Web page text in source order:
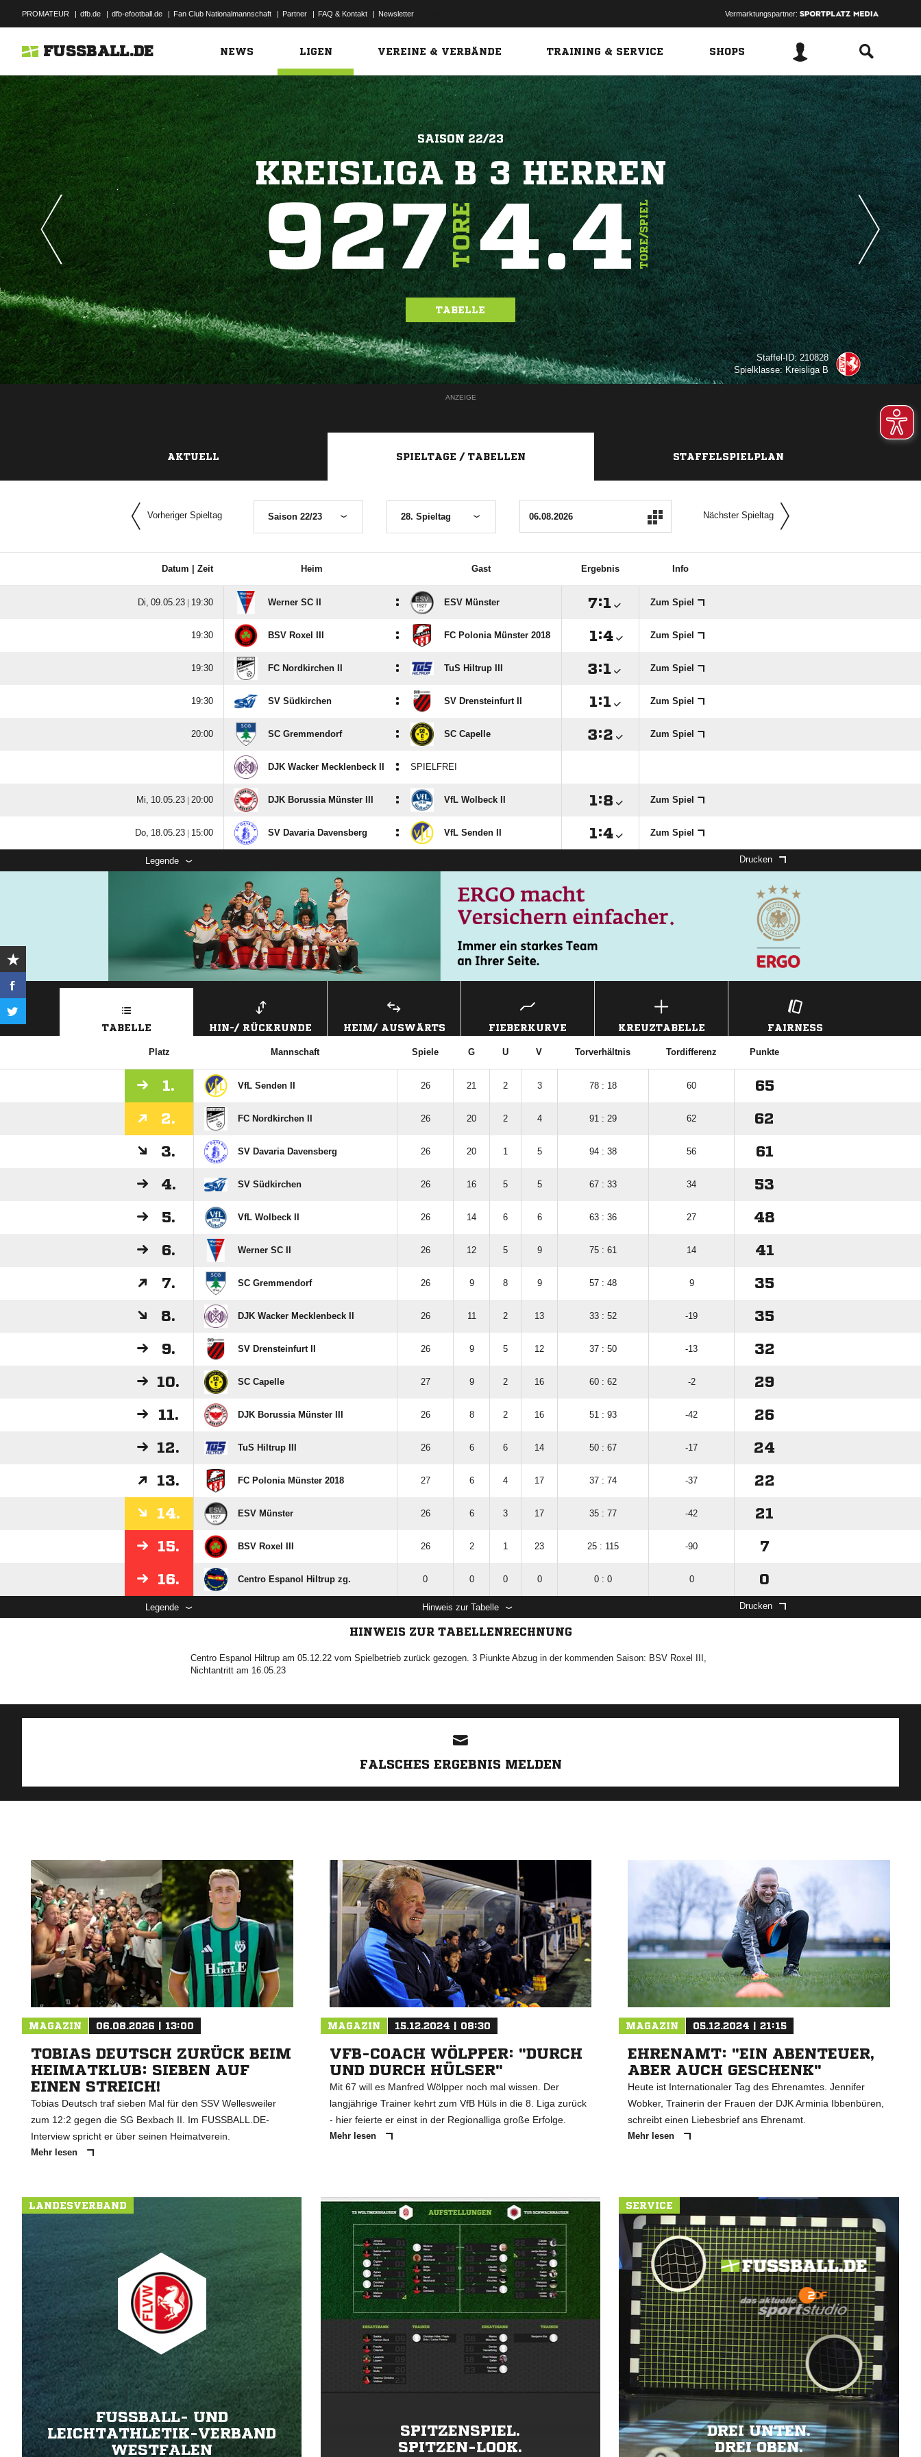
PROMATEUR | dfb.de | dfb-efootball.de | Fan Club Nationalmannschaft | Partner | FAQ & Kontakt | Newsletter Vermarktungspartner:
FUSSBALL.DE NEWS LIGEN VEREINE & VERBÄNDE TRAINING & SERVICE SHOPS
SAISON 22/23
KREISLIGA B 3 HERREN
927TORE4.4TORE/SPIEL
TABELLE
Staffel-ID: 210828
Spielklasse: Kreisliga B
ANZEIGE
AKTUELL SPIELTAGE / TABELLEN STAFFELSPIELPLAN
Vorheriger Spieltag Saison 22/23 28. Spieltag Nächster Spieltag
Datum | Zeit Heim Gast Ergebnis Info
  |  Werner SC II : ESV Münster : Zum Spiel
 BSV Roxel III : FC Polonia Münster 2018 : Zum Spiel
 FC Nordkirchen II : TuS Hiltrup III : Zum Spiel
 SV Südkirchen : SV Drensteinfurt II : Zum Spiel
 SC Gremmendorf : SC Capelle : Zum Spiel
DJK Wacker Mecklenbeck II : SPIELFREI
  |  DJK Borussia Münster III : VfL Wolbeck II : Zum Spiel
  |  SV Davaria Davensberg : VfL Senden II : Zum Spiel
Legende Drucken
TABELLE HIN-/ RÜCKRUNDE HEIM/ AUSWÄRTS FIEBERKURVE KREUZTABELLE FAIRNESS
Platz Mannschaft Spiele G U V Torverhältnis Tordifferenz Punkte
1. VfL Senden II 26 21 2 3 78 : 18 60 65
2. FC Nordkirchen II 26 20 2 4 91 : 29 62 62
3. SV Davaria Davensberg 26 20 1 5 94 : 38 56 61
4. SV Südkirchen 26 16 5 5 67 : 33 34 53
5. VfL Wolbeck II 26 14 6 6 63 : 36 27 48
6. Werner SC II 26 12 5 9 75 : 61 14 41
7. SC Gremmendorf 26 9 8 9 57 : 48 9 35
8. DJK Wacker Mecklenbeck II 26 11 2 13 33 : 52 -19 35
9. SV Drensteinfurt II 26 9 5 12 37 : 50 -13 32
10. SC Capelle 27 9 2 16 60 : 62 -2 29
11. DJK Borussia Münster III 26 8 2 16 51 : 93 -42 26
12. TuS Hiltrup III 26 6 6 14 50 : 67 -17 24
13. FC Polonia Münster 2018 27 6 4 17 37 : 74 -37 22
14. ESV Münster 26 6 3 17 35 : 77 -42 21
15. BSV Roxel III 26 2 1 23 25 : 115 -90 7
16. Centro Espanol Hiltrup zg. 0 0 0 0 0 : 0 0 0
Legende Hinweis zur Tabelle Drucken
HINWEIS ZUR TABELLENRECHNUNG
Centro Espanol Hiltrup am 05.12.22 vom Spielbetrieb zurück gezogen. 3 Piunkte Abzug in der kommenden Saison: BSV Roxel III,
Nichtantritt am 16.05.23
FALSCHES ERGEBNIS MELDEN
MAGAZIN 06.08.2026 | 13:00
TOBIAS DEUTSCH ZURÜCK BEIM
HEIMATKLUB: SIEBEN AUF
EINEN STREICH!
Tobias Deutsch traf sieben Mal für den SSV Wellesweiler
zum 12:2 gegen die SG Bexbach II. Im FUSSBALL.DE-
Interview spricht er über seinen Heimatverein.
Mehr lesen
MAGAZIN 15.12.2024 | 08:30
VFB-COACH WÖLPPER: "DURCH
UND DURCH HÜLSER"
Mit 67 will es Manfred Wölpper noch mal wissen. Der
langjährige Trainer kehrt zum VfB Hüls in die 8. Liga zurück
- hier feierte er einst in der Regionalliga große Erfolge.
Mehr lesen
MAGAZIN 05.12.2024 | 21:15
EHRENAMT: "EIN ABENTEUER,
ABER AUCH GESCHENK"
Heute ist Internationaler Tag des Ehrenamtes. Jennifer
Wobker, Trainerin der Frauen der DJK Arminia Ibbenbüren,
schreibt einen Liebesbrief ans Ehrenamt.
Mehr lesen
LANDESVERBAND
FUSSBALL- UND L
EICHTATHLETIK-VERBAND W
ESTFALEN
SPITZENSPIEL.
SPITZEN-LOOK.
SERVICE
DREI UNTEN.
DREI OBEN.